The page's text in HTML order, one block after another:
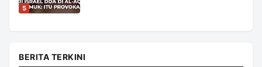
5
BERITA TERKINI